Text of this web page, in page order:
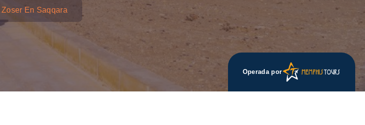
En Saqqara
Operada por